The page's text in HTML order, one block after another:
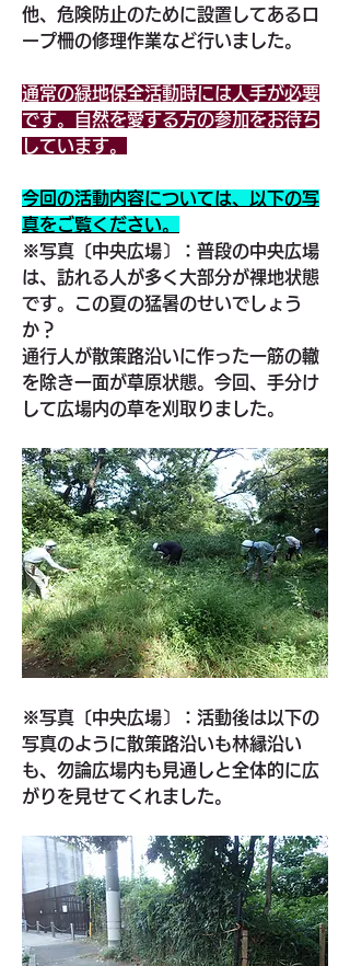
他、危険防止のために設置してあるロ
ープ柵の修理作業など行いました。
通常の緑地保全活動時には人手が必要
です。自然を愛する方の参加をお待ち
しています。
今回の活動内容については、以下の写
真をご覧ください。
※写真〔中央広場〕：普段の中央広場
は、訪れる人が多く大部分が裸地状態
です。この夏の猛暑のせいでしょう
か？
通行人が散策路沿いに作った一筋の轍
を除き一面が草原状態。今回、手分け
して広場内の草を刈取りました。
※写真〔中央広場〕：活動後は以下の
写真のように散策路沿いも林縁沿い
も、勿論広場内も見通しと全体的に広
がりを見せてくれました。